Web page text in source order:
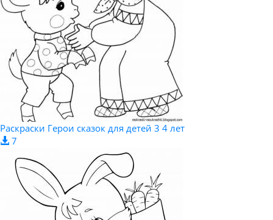
Раскраски Герои сказок для детей 3 4 лет
7